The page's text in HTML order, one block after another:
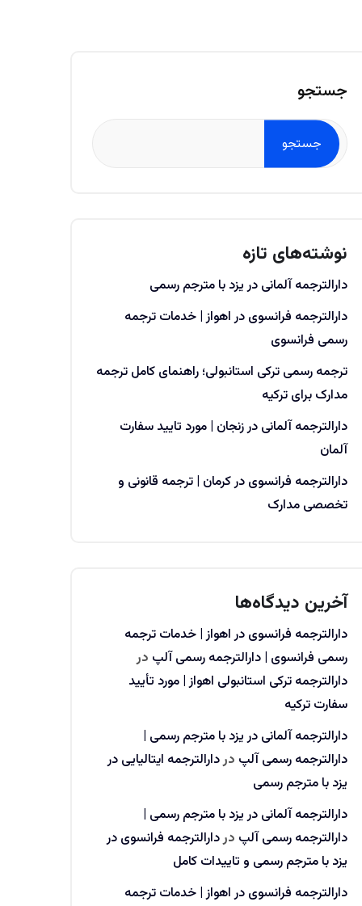
جستجو
جستجو
نوشته‌های تازه
دارالترجمه آلمانی در یزد با مترجم رسمی
دارالترجمه فرانسوی در اهواز | خدمات ترجمه
رسمی فرانسوی
ترجمه رسمی ترکی استانبولی؛ راهنمای کامل ترجمه
مدارک برای ترکیه
دارالترجمه آلمانی در زنجان | مورد تایید سفارت
آلمان
دارالترجمه فرانسوی در کرمان | ترجمه قانونی و
تخصصی مدارک
آخرین دیدگاه‌ها
دارالترجمه فرانسوی در اهواز | خدمات ترجمه
رسمی فرانسوی | دارالترجمه رسمی آلپ در
دارالترجمه ترکی استانبولی اهواز | مورد تأیید
سفارت ترکیه
دارالترجمه آلمانی در یزد با مترجم رسمی |
دارالترجمه رسمی آلپ دردارالترجمه ایتالیایی در
یزد با مترجم رسمی
دارالترجمه آلمانی در یزد با مترجم رسمی |
دارالترجمه رسمی آلپ دردارالترجمه فرانسوی در
یزد با مترجم رسمی و تاییدات کامل
دارالترجمه فرانسوی در اهواز | خدمات ترجمه